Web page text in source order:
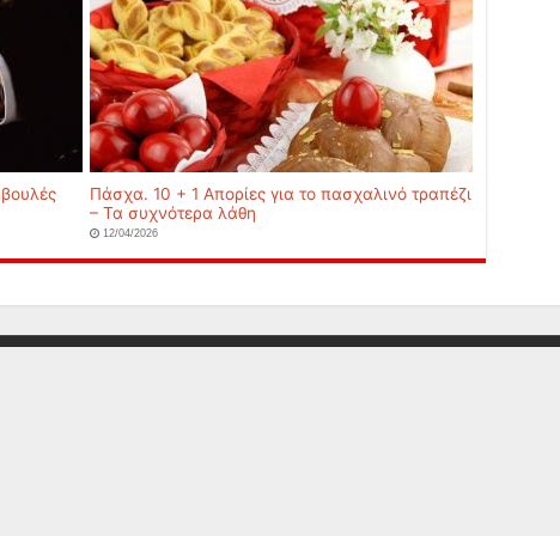
Πάσχα. 10 + 1 Απορίες για το πασχαλινό τραπέζι
– Τα συχνότερα λάθη
12/04/2026